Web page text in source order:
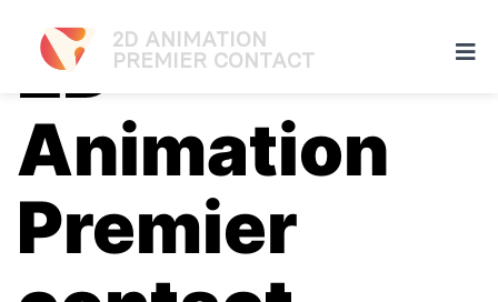
2D ANIMATION
PREMIER CONTACT
2D
Animation
Premier